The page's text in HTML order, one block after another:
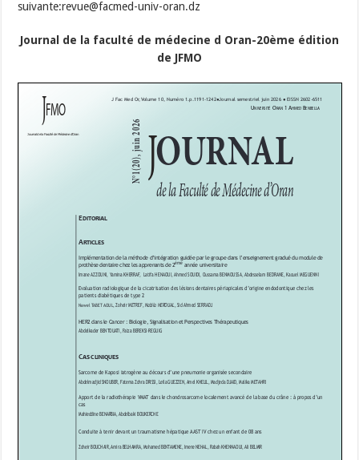
suivante:revue@facmed-univ-oran.dz
Journal de la faculté de médecine d Oran-20ème édition
de JFMO